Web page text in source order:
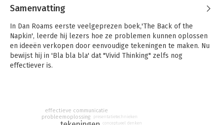
Samenvatting
In Dan Roams eerste veelgeprezen boek,'The Back of the
Napkin', leerde hij lezers hoe ze problemen kunnen oplossen
en ideeën verkopen door eenvoudige tekeningen te maken. Nu
bewijst hij in 'Bla bla bla' dat "Vivid Thinking" zelfs nog
effectiever is.
kunnen waarderen en uitwisselen. Roam laat zien dat iedereen
deze systematische aanpak kan toepassen, van
probleemoplossing
effectieve communicatie
presentatietechnieken
conceptueel denken